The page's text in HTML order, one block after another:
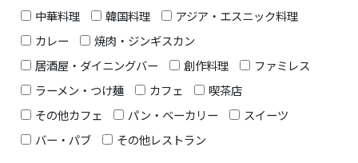
中華料理
韓国料理
アジア・エスニック料理
カレー
焼肉・ジンギスカン
居酒屋・ダイニングバー
創作料理
ファミレス
ラーメン・つけ麺
カフェ
喫茶店
その他カフェ
パン・ベーカリー
スイーツ
バー・パブ
その他レストラン